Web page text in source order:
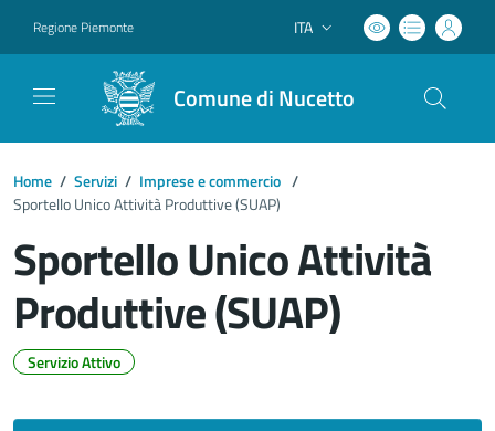
Regione Piemonte Lingua attiva:
ITA
Comune di Nucetto
Home / Servizi / Imprese e commercio /
Sportello Unico Attività Produttive (SUAP)
Sportello Unico Attività
Produttive (SUAP)
Servizio Attivo